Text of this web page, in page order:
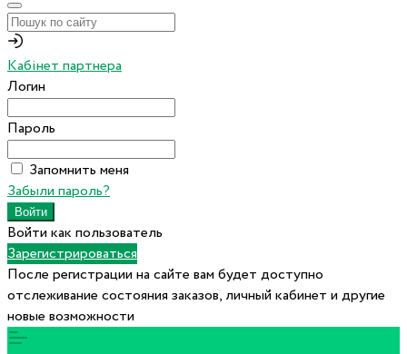
Кабінет партнера
Логин
Пароль
Запомнить меня
Забыли пароль?
Войти как пользователь
Зарегистрироваться
После регистрации на сайте вам будет доступно
отслеживание состояния заказов, личный кабинет и другие
новые возможности